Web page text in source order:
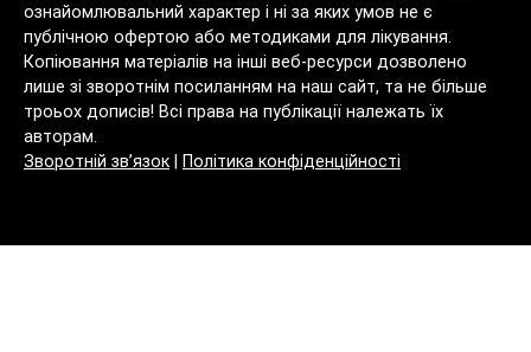
ознайомлювальний характер і ні за яких умов не є
публічною офертою або методиками для лікування.
Копіювання матеріалів на інші веб-ресурси дозволено
лише зі зворотнім посиланням на наш сайт, та не більше
троьох дописів! Всі права на публікації належать їх
авторам.
Зворотній зв’язок
Політика конфіденційності